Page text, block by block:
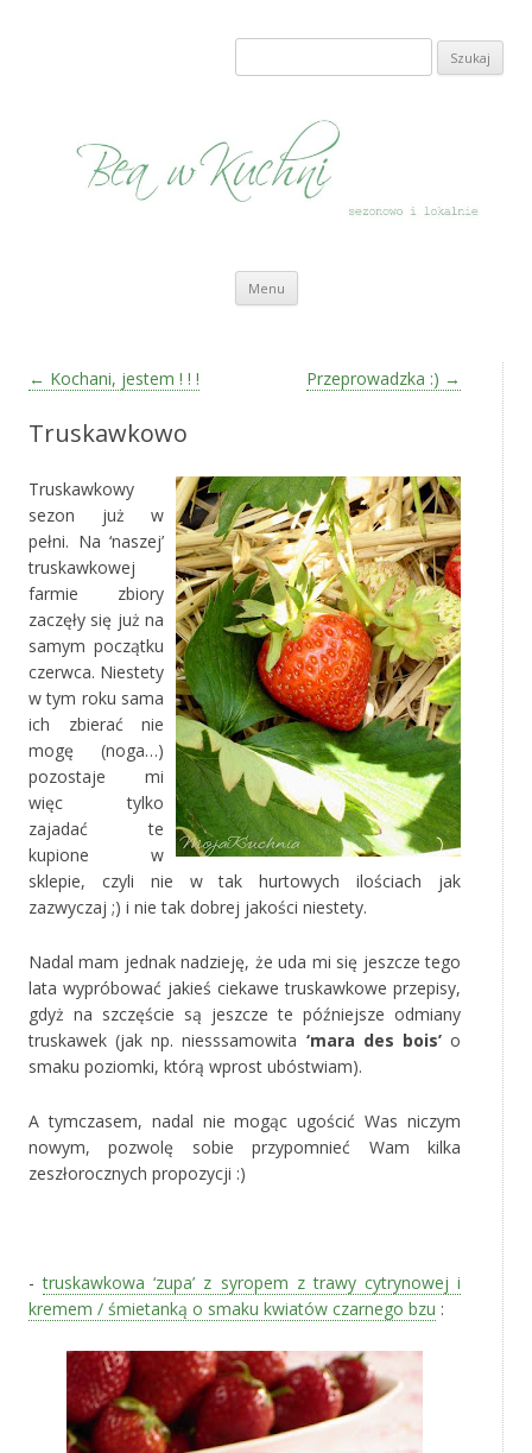
Szukaj:
Menu Przeskocz do treści
Zobacz wpisy
← Kochani, jestem ! ! ! Przeprowadzka :) →
Truskawkowo
Truskawkowy
sezon już w
pełni. Na ‘naszej’
truskawkowej
farmie zbiory
zaczęły się już na
samym początku
czerwca. Niestety
w tym roku sama
ich zbierać nie
mogę (noga…)
pozostaje mi
więc tylko
zajadać te
kupione w
sklepie, czyli nie w tak hurtowych ilościach jak
zazwyczaj ;) i nie tak dobrej jakości niestety.
Nadal mam jednak nadzieję, że uda mi się jeszcze tego
lata wypróbować jakieś ciekawe truskawkowe przepisy,
gdyż na szczęście są jeszcze te późniejsze odmiany
truskawek (jak np. niesssamowita ‘mara des bois’o
smaku poziomki, którą wprost ubóstwiam).
A tymczasem, nadal nie mogąc ugościć Was niczym
nowym, pozwolę sobie przypomnieć Wam kilka
zeszłorocznych propozycji :)
-truskawkowa ‘zupa’ z syropem z trawy cytrynowej i
kremem / śmietanką o smaku kwiatów czarnego bzu :